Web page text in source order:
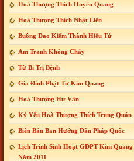
Hoà Thượng Thích Huyền Quang
Hoà Thượng Thích Nhật Liên
Buông Đao Kiếm Thành Hiếu Tử
Am Tranh Không Cháy
Từ Bi Trị Bệnh
Gia Đình Phật Tử Kim Quang
Hoà Thượng Hư Vân
Kỷ Yếu Hoà Thượng Thích Trung Quán
Biên Bản Ban Hướng Dẫn Pháp Quốc
Lịch Trình Sinh Hoạt GĐPT Kim Quang
Năm 2011